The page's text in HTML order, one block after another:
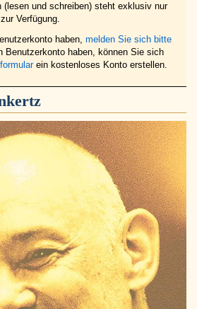
(lesen und schreiben) steht exklusiv nur
Verfügung.
haben, melden Sie sich bitte
Benutzerkonto haben, können Sie sich
ein kostenloses Konto erstellen.